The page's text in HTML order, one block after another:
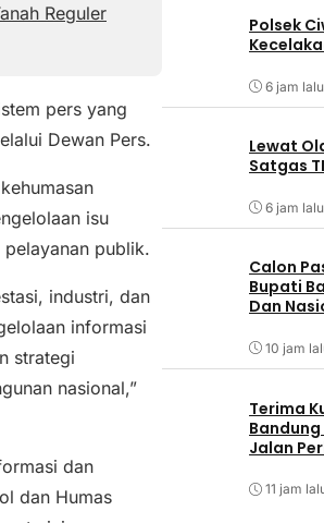
Reguler
pers yang
Dewan Pers.
isu
publik.
industri, dan
informasi
strategi
nasional,”
dan
dan Humas
Polsek
6 jam lalu
Lewat
Satgas
6 jam lalu
Calon
Bupati
Dan
10 jam
Terima
Jalan
11 jam